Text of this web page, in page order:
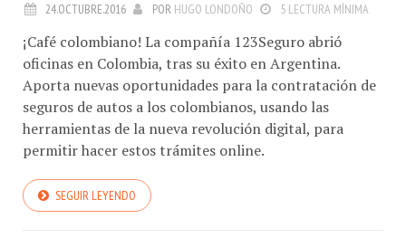
24.OCTUBRE.2016 POR HUGO LONDOÑO 5 LECTURA MÍNIMA
¡Café colombiano! La compañía 123Seguro abrió
oficinas en Colombia, tras su éxito en Argentina.
Aporta nuevas oportunidades para la contratación de
seguros de autos a los colombianos, usando las
herramientas de la nueva revolución digital, para
permitir hacer estos trámites online.
SEGUIR LEYENDO